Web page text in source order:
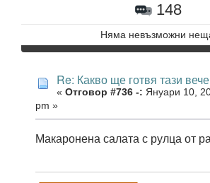
148
Няма невъзможни
Re: Какво ще готвя тази
« Отговор #736 -: Януари 10,
pm »
Макаронена салата с рулца от